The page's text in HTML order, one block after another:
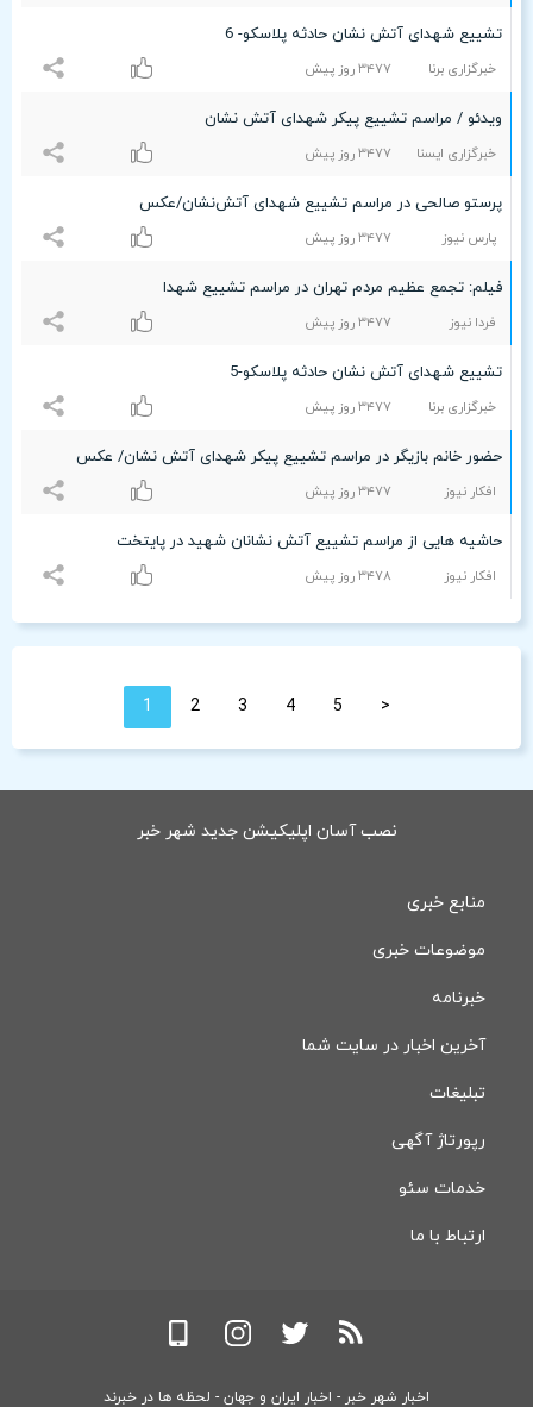
تشییع شهدای آتش نشان حادثه پلاسکو- 6
خبرگزاری برنا ٣۴۷۷ روز پیش
ویدئو / مراسم تشییع پیکر شهدای آتش نشان
خبرگزاری ایسنا ٣۴۷۷ روز پیش
پرستو صالحی در مراسم تشییع شهدای آتش‌نشان/عکس
پارس نیوز ٣۴۷۷ روز پیش
فیلم: تجمع عظیم مردم تهران در مراسم تشییع شهدا
فردا نیوز ٣۴۷۷ روز پیش
تشییع شهدای آتش نشان حادثه پلاسکو-5
خبرگزاری برنا ٣۴۷۷ روز پیش
حضور خانم بازیگر در مراسم تشییع پیکر شهدای آتش نشان/ عکس
افکار نیوز ٣۴۷۷ روز پیش
حاشیه هایی از مراسم تشییع آتش نشانان شهید در پایتخت
افکار نیوز ٣۴۷۸ روز پیش
1 2 3 4 5 <
نصب آسان اپلیکیشن جدید شهر خبر
منابع خبری
موضوعات خبری
خبرنامه
آخرین اخبار در سایت شما
تبلیغات
رپورتاژ آگهی
خدمات سئو
ارتباط با ما
اخبار شهر خبر - اخبار ایران و جهان - لحظه ها در خبرند